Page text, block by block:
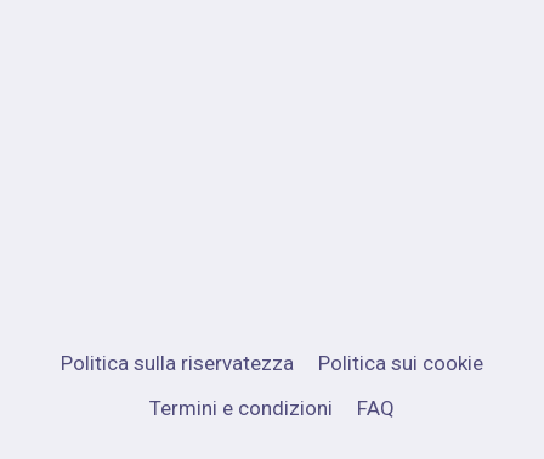
Politica sulla riservatezza
Politica sui cookie
Termini e condizioni
FAQ